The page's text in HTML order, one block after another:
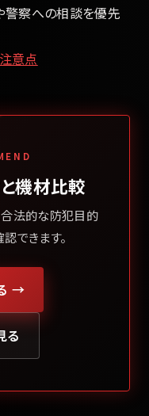
警察への相談を優先
意点
機材比較
合法的な防犯目的
できます。
→
る